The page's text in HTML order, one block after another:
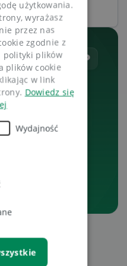
sięużytkowania.
wyrażasz
przez nas
zgodnie z
polityki plików
plików cookie
w link
Dowiedz się
Wydajność